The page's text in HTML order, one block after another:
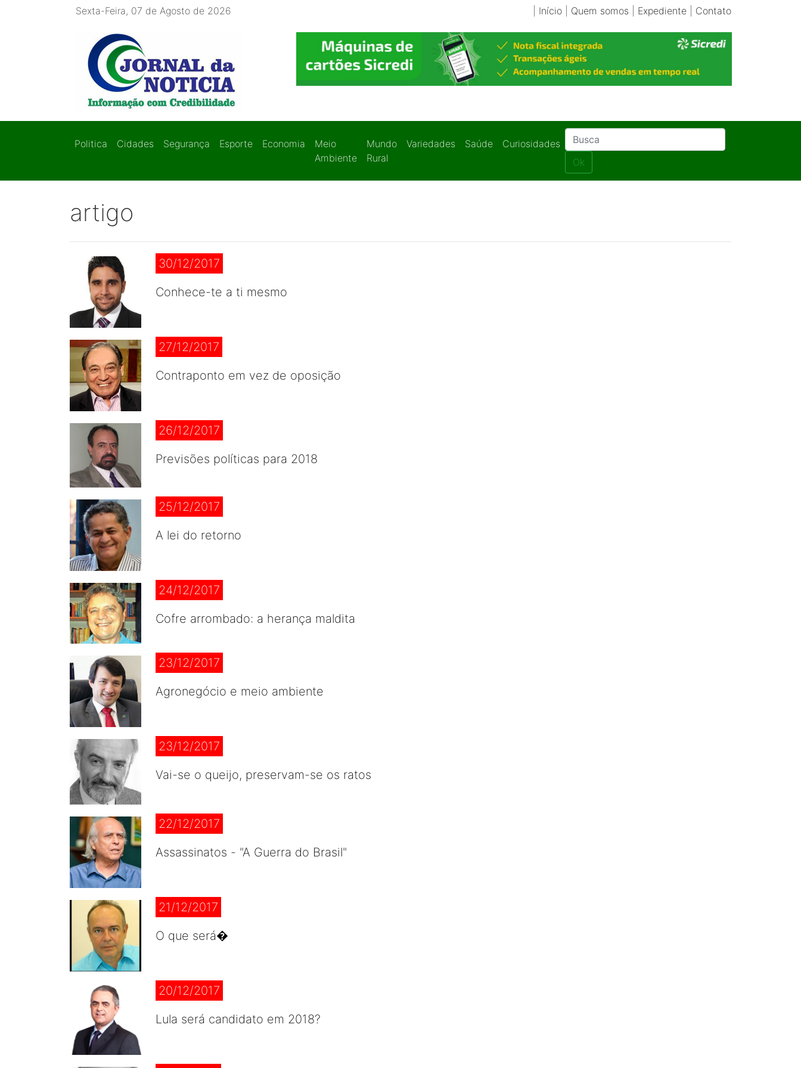
Sexta-Feira, 07 de Agosto de 2026 Início| Quem somos Expediente| Contato
Politica Cidades Segurança Esporte Economia
Meio
Ambiente
Mundo
Rural
Variedades Saúde
Curiosidades
Ok
artigo
30/12/2017
Conhece-te a ti mesmo
27/12/2017
Contraponto em vez de oposição
26/12/2017
Previsões políticas para 2018
25/12/2017
A lei do retorno
24/12/2017
Cofre arrombado: a herança maldita
23/12/2017
Agronegócio e meio ambiente
23/12/2017
Vai-se o queijo, preservam-se os ratos
22/12/2017
Assassinatos - "A Guerra do Brasil"
21/12/2017
O que será�
20/12/2017
Lula será candidato em 2018?